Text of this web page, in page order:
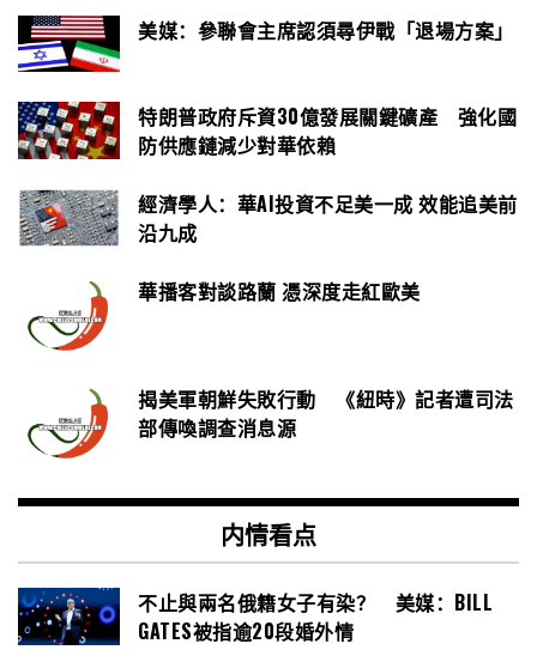
美媒：參聯會主席認須尋伊戰「退場方案」
特朗普政府斥資30億發展關鍵礦產 強化國
防供應鏈減少對華依賴
經濟學人：華AI投資不足美一成 效能追美前
沿九成
華播客對談路蘭 憑深度走紅歐美
揭美軍朝鮮失敗行動 《紐時》記者遭司法
部傳喚調查消息源
内情看点
不止與兩名俄籍女子有染？ 美媒：BILL
GATES被指逾20段婚外情